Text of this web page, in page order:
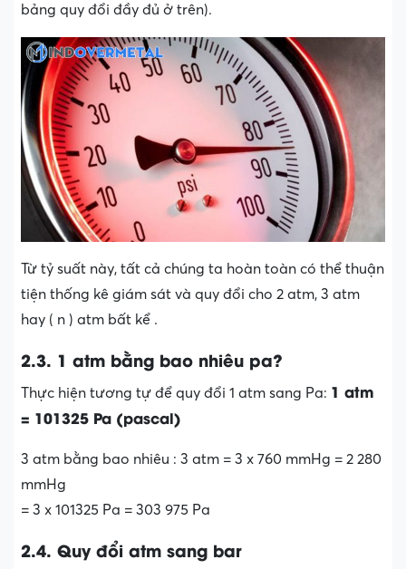
bảng quy đổi đầy đủ ở trên).
Từ tỷ suất này, tất cả chúng ta hoàn toàn có thể thuận
tiện thống kê giám sát và quy đổi cho 2 atm, 3 atm
hay ( n ) atm bất kể .
2.3. 1 atm bằng bao nhiêu pa?
Thực hiện tương tự để quy đổi 1 atm sang Pa: 1 atm
= 101325 Pa (pascal)
3 atm bằng bao nhiêu : 3 atm = 3 x 760 mmHg = 2 280
mmHg
= 3 x 101325 Pa = 303 975 Pa
2.4. Quy đổi atm sang bar